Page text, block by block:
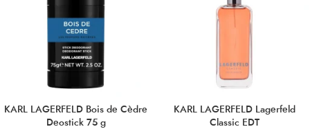
KARL LAGERFELD Bois de Cèdre
Deostick 75 g
KARL LAGERFELD Lagerfeld
Classic EDT